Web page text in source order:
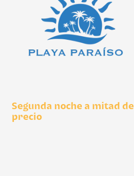
Segunda noche a mitad de
precio